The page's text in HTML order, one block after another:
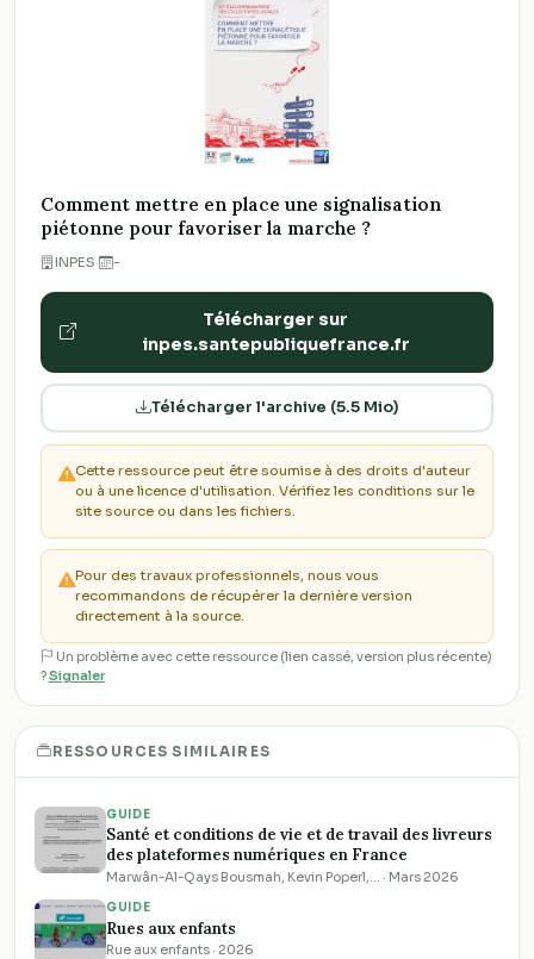
Comment mettre en place une signalisation
piétonne pour favoriser la marche ?
INPES· -
Télécharger sur
inpes.santepubliquefrance.fr
Télécharger l'archive (5.5 Mio)
Cette ressource peut être soumise à des droits d'auteur
ou à une licence d'utilisation. Vérifiez les conditions sur le
site source ou dans les fichiers.
Pour des travaux professionnels, nous vous
recommandons de récupérer la dernière version
directement à la source.
Un problème avec cette ressource (lien cassé, version plus récente)
?Signaler
RESSOURCES SIMILAIRES
GUIDE
Santé et conditions de vie et de travail des livreurs
des plateformes numériques en France
Marwân-Al-Qays Bousmah, Kevin Poperl,… · Mars 2026
GUIDE
Rues aux enfants
Rue aux enfants · 2026